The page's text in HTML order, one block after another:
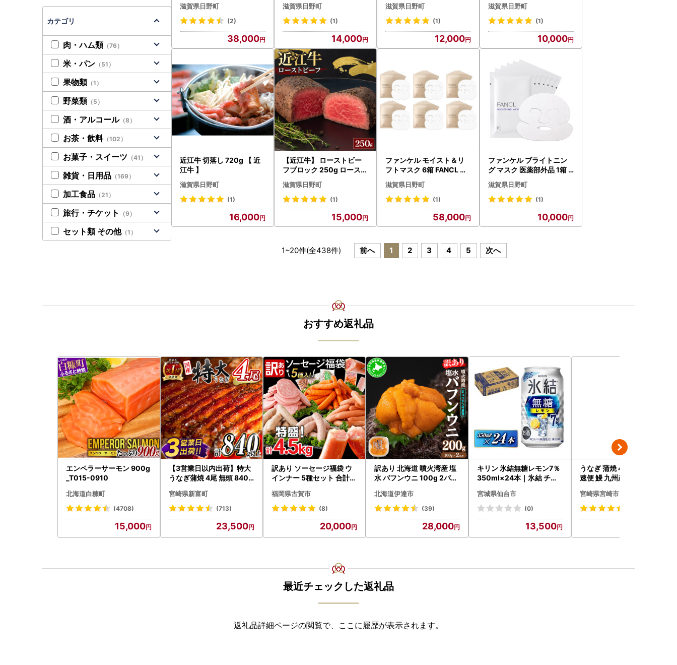
滋賀県日野町
(2)
38,000
NCL 【ファンケル】
滋賀県日野町
(1)
14,000
滋賀県日野町
(1)
12,000
滋賀県日野町
(1)
10,000
近江牛 切落し 720g 【 近
江牛 】
滋賀県日野町
(1)
16,000
【近江牛】 ローストビー
フブロック 250g ロースト
滋賀県日野町
(1)
15,000
ファンケル モイスト＆リ
フトマスク 6箱 FANCL 【
滋賀県日野町
(1)
58,000
ファンケル ブライトニン
グ マスク 医薬部外品 1箱 F
滋賀県日野町
(1)
10,000
1~20件(全438件) 前へ 1 2 3 4 5 次へ
カテゴリ
肉・ハム類 （76）
米・パン （51）
果物類 （1）
野菜類 （5）
酒・アルコール（8）
お茶・飲料（102）
お菓子・スイーツ （41）
雑貨・日用品 （169）
加工食品 （21）
旅行・チケット （9）
セット類 その他（1）
おすすめ返礼品
エンペラーサーモン 900g
_T015-0910
北海道白糠町
(4708)
15,000
【3営業日以内出荷】特大
うなぎ蒲焼 4尾 無頭 840g
宮崎県新富町
(713)
23,500
訳あり ソーセージ福袋 ウ
インナー 5種セット 合計4.
福岡県古賀市
(8)
20,000
訳あり 北海道 噴火湾産 塩
水 バフンウニ 100g 2パッ
付き》うに ウニ 雲丹 海鮮
海の幸 魚介類 ウニ丼 お寿
取り寄せ 山村水産 送料無
北海道伊達市
(39)
28,000
キリン 氷結無糖レモン7％
350ml×24本｜氷結 チュ
宮城県仙台市
(0)
13,500
うなぎ 蒲焼 4尾 うなぎ [最
速便 鰻 九州産 国産 計760
宮崎県宮崎市
最近チェックした返礼品
返礼品詳細ページの閲覧で、ここに履歴が表示されます。